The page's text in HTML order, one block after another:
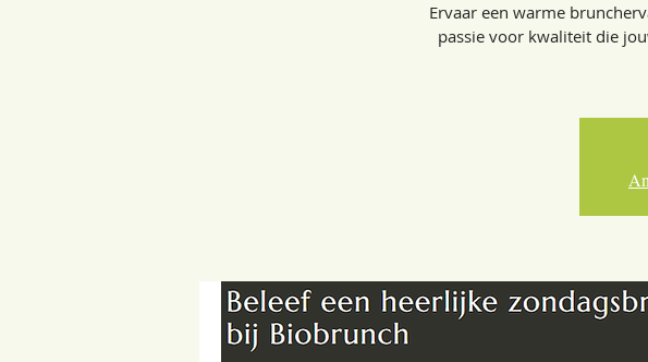
Ervaar een warme
passie voor kwaliteit die